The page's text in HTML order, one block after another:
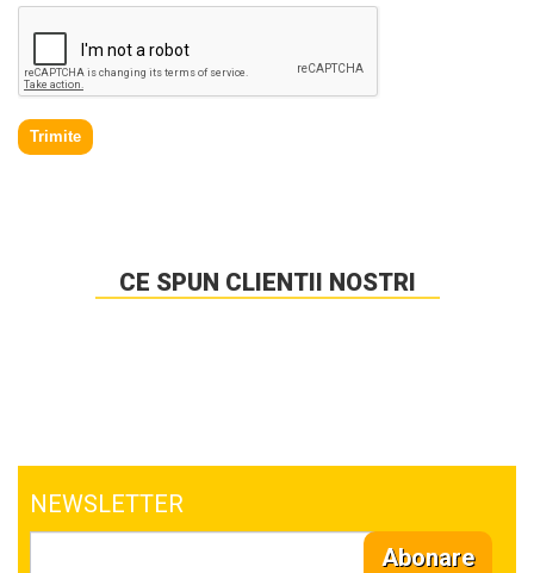
Trimite
CE SPUN CLIENTII NOSTRI
NEWSLETTER
Abonare